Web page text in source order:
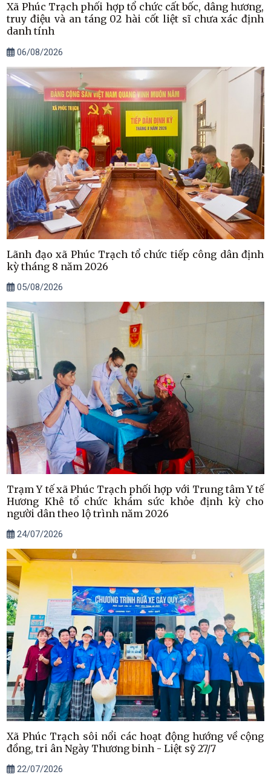
Xã Phúc Trạch phối hợp tổ chức cất bốc, dâng hương,
truy điệu và an táng 02 hài cốt liệt sĩ chưa xác định
danh tính
06/08/2026
Lãnh đạo xã Phúc Trạch tổ chức tiếp công dân định
kỳ tháng 8 năm 2026
05/08/2026
Trạm Y tế xã Phúc Trạch phối hợp với Trung tâm Y tế
Hương Khê tổ chức khám sức khỏe định kỳ cho
người dân theo lộ trình năm 2026
24/07/2026
Xã Phúc Trạch sôi nổi các hoạt động hướng về cộng
đồng, tri ân Ngày Thương binh - Liệt sỹ 27/7
22/07/2026